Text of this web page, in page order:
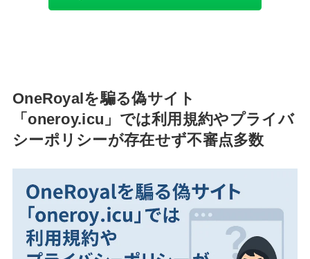
OneRoyalを騙る偽サイト
「oneroy.icu」では利用規約やプライバ
シーポリシーが存在せず不審点多数